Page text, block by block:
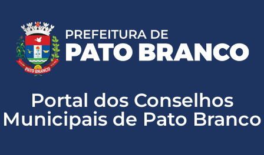
Portal da Transparência
LAI - Lei de Acesso a Informação
Portal dos Conselhos
Municipais de Pato Branco